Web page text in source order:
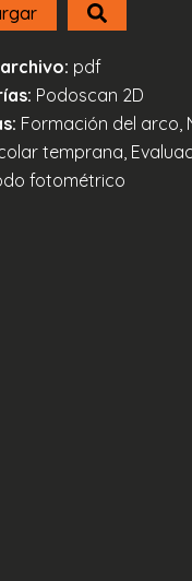
pdf
Podoscan 2D
Formación del arco,
temprana,
fotométrico